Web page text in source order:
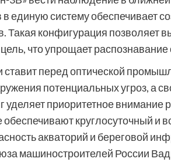
единую систему обеспечивает
Такая конфигурация позволяет
что упрощает распознавание
ставит перед оптической
потенциальных угроз, а
приоритетное внимание
круглосуточный и
акваторий и береговой
машиностроителей России